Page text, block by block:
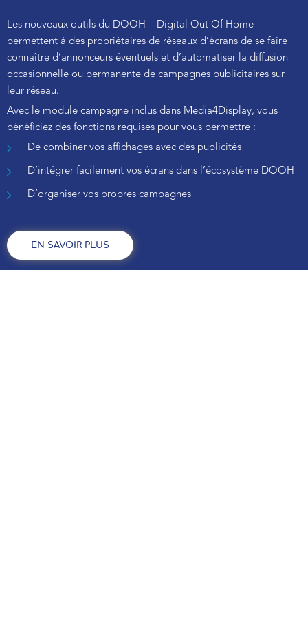
Les nouveaux outils du DOOH – Digital Out Of Home -
permettent à des propriétaires de réseaux d’écrans de se faire
connaître d’annonceurs éventuels et d’automatiser la diffusion
occasionnelle ou permanente de campagnes publicitaires sur
leur réseau.
Avec le module campagne inclus dans Media4Display, vous
bénéficiez des fonctions requises pour vous permettre :
De combiner vos affichages avec des publicités
D’intégrer facilement vos écrans dans l’écosystème DOOH
D’organiser vos propres campagnes
EN SAVOIR PLUS